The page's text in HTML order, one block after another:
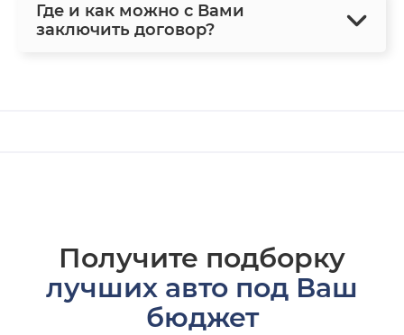
Где и как можно с Вами
заключить договор?
Получите подборку
лучших авто под Ваш
бюджет